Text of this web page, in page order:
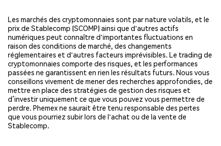
Les marchés des cryptomonnaies sont par nature volatils, et le
prix de Stablecomp (SCOMP) ainsi que d'autres actifs
numériques peut connaître d'importantes fluctuations en
raison des conditions de marché, des changements
réglementaires et d'autres facteurs imprévisibles. Le trading de
cryptomonnaies comporte des risques, et les performances
passées ne garantissent en rien les résultats futurs. Nous vous
conseillons vivement de mener des recherches approfondies, de
mettre en place des stratégies de gestion des risques et
d’investir uniquement ce que vous pouvez vous permettre de
perdre. Phemex ne saurait être tenu responsable des pertes
que vous pourriez subir lors de l'achat ou de la vente de
Stablecomp.